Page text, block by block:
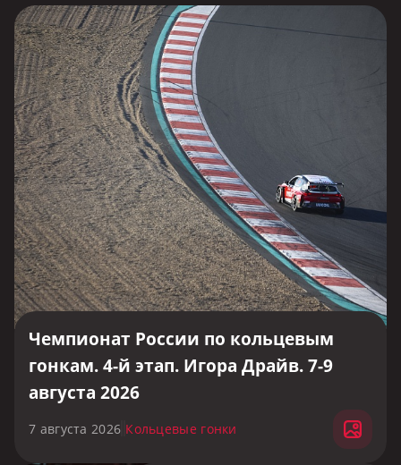
Чемпионат России по кольцевым
гонкам. 4-й этап. Игора Драйв. 7-9
августа 2026
7 августа 2026 Кольцевые гонки